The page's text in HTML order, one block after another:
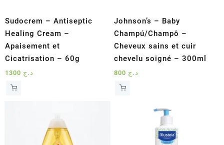
Sudocrem – Antiseptic
Healing Cream –
Apaisement et
Cicatrisation – 60g
د.ج
Johnson’s – Baby
Champú/Champô –
Cheveux sains et cuir
chevelu soigné – 300ml
د.ج